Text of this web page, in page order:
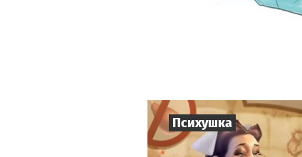
Психушка